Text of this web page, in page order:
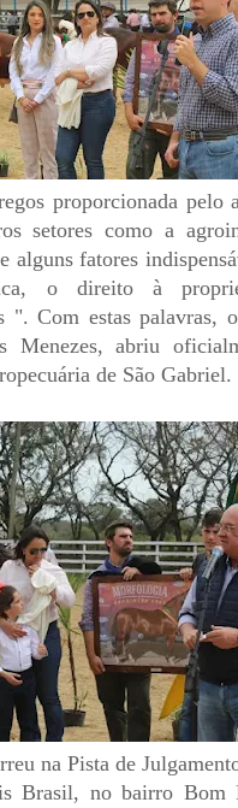
proporcionada pelo
setores como a
alguns fatores
o direito à
". Com estas palavras,
Menezes, abriu
de São Gabriel.
na Pista de
Brasil, no bairro Bom